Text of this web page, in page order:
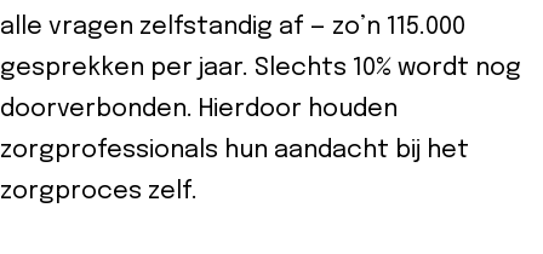
alle vragen zelfstandig af — zo’n 115.000
gesprekken per jaar. Slechts 10% wordt nog
doorverbonden. Hierdoor houden
zorgprofessionals hun aandacht bij het
zorgproces zelf.